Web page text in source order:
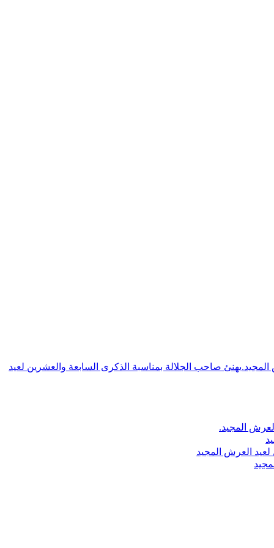
صاحب الجلالة بمناسبة الذكرى السابعة والعشرين لعيد
المجيد.
العرش المجيد